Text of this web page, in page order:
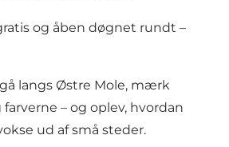
og åben døgnet rundt –
langs Østre Mole, mærk
– og oplev, hvordan
ud af små steder.